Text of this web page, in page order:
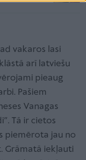
vakaros lasi
arī latviešu
pieaug
Pašiem
Vanagas
Tā ir cietos
piemērota jau no
Grāmatā iekļauti